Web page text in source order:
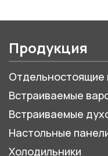
Продукция
Отдельностоящие
Встраиваемые
Встраиваемые
Настольные
Холодильники